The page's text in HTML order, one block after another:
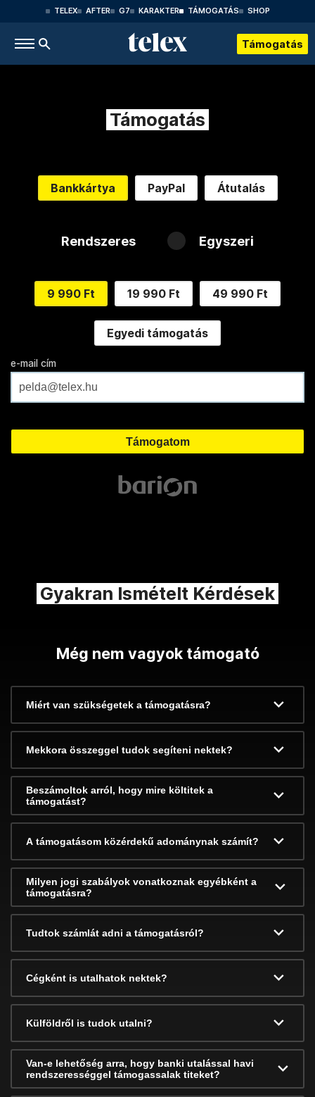
TELEX AFTER G7 KARAKTER TÁMOGATÁS SHOP
Támogatás
Támogatás
Bankkártya PayPal Átutalás
Rendszeres Egyszeri
9 990 Ft 19 990 Ft 49 990 Ft
Egyedi támogatás
e-mail cím
Gyakran Ismételt Kérdések
Még nem vagyok támogató
Miért van szükségetek a támogatásra?
Mekkora összeggel tudok segíteni nektek?
Beszámoltok arról, hogy mire költitek a
támogatást?
A támogatásom közérdekű adománynak számít?
Milyen jogi szabályok vonatkoznak egyébként a
támogatásra?
Tudtok számlát adni a támogatásról?
Cégként is utalhatok nektek?
Külföldről is tudok utalni?
Van-e lehetőség arra, hogy banki utalással havi
rendszerességgel támogassalak titeket?